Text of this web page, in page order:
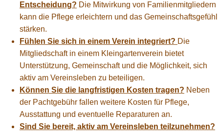
Entscheidung? Die Mitwirkung von Familienmitgliedern
kann die Pflege erleichtern und das Gemeinschaftsgefühl
stärken.
Fühlen Sie sich in einem Verein integriert? Die
Mitgliedschaft in einem Kleingartenverein bietet
Unterstützung, Gemeinschaft und die Möglichkeit, sich
aktiv am Vereinsleben zu beteiligen.
Können Sie die langfristigen Kosten tragen? Neben
der Pachtgebühr fallen weitere Kosten für Pflege,
Ausstattung und eventuelle Reparaturen an.
Sind Sie bereit, aktiv am Vereinsleben teilzunehmen?